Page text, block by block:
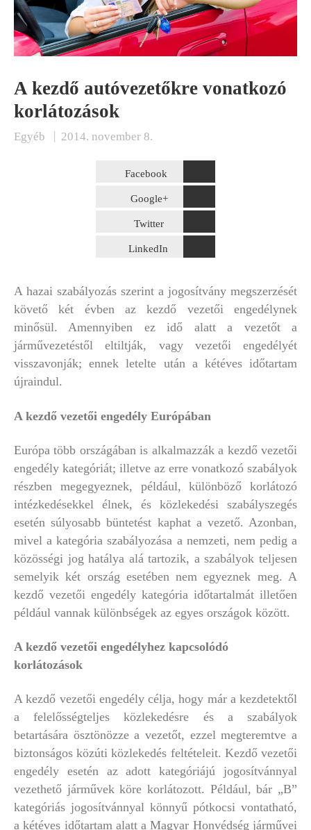
A kezdő autóvezetőkre vonatkozó
korlátozások
Egyéb 2014. november 8.
Facebook
Google+
Twitter
LinkedIn
A hazai szabályozás szerint a jogosítvány megszerzését
követő két évben az kezdő vezetői engedélynek
minősül. Amennyiben ez idő alatt a vezetőt a
járművezetéstől eltiltják, vagy vezetői engedélyét
visszavonják; ennek letelte után a kétéves időtartam
újraindul.
A kezdő vezetői engedély Európában
Európa több országában is alkalmazzák a kezdő vezetői
engedély kategóriát; illetve az erre vonatkozó szabályok
részben megegyeznek, például, különböző korlátozó
intézkedésekkel élnek, és közlekedési szabályszegés
esetén súlyosabb büntetést kaphat a vezető. Azonban,
mivel a kategória szabályozása a nemzeti, nem pedig a
közösségi jog hatálya alá tartozik, a szabályok teljesen
semelyik két ország esetében nem egyeznek meg. A
kezdő vezetői engedély kategória időtartalmát illetően
például vannak különbségek az egyes országok között.
A kezdő vezetői engedélyhez kapcsolódó
korlátozások
A kezdő vezetői engedély célja, hogy már a kezdetektől
a felelősségteljes közlekedésre és a szabályok
betartására ösztönözze a vezetőt, ezzel megteremtve a
biztonságos közúti közlekedés feltételeit. Kezdő vezetői
engedély esetén az adott kategóriájú jogosítvánnyal
vezethető járművek köre korlátozott. Például, bár „B”
kategóriás jogosítvánnyal könnyű pótkocsi vontatható,
a kétéves időtartam alatt a Magyar Honvédség járművei